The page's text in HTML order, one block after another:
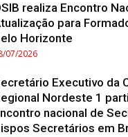
realiza Encontro
para
Horizonte
07/2026
Executivo da
Nordeste 1
nacional de
Secretários em